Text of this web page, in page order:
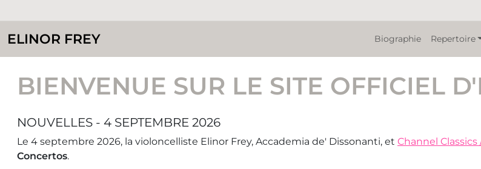
ELINOR FREY Biographie Repertoire
BIENVENUE SUR LE SITE OFFICIEL
NOUVELLES - 4 SEPTEMBRE 2026
Le 4 septembre 2026, la violoncelliste Elinor Frey, Accademia de' Dissonanti, et Channel
Concertos.